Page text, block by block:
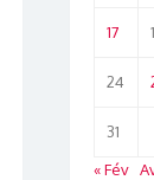
17
24
31
« Fév